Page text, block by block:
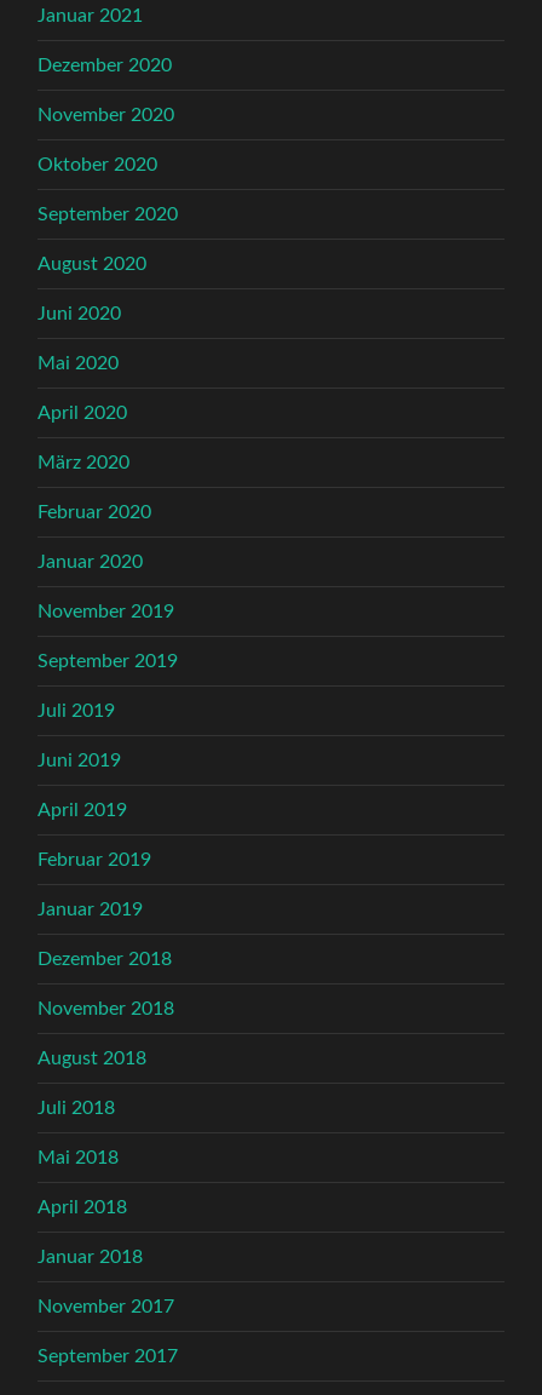
Januar 2021
Dezember 2020
November 2020
Oktober 2020
September 2020
August 2020
Juni 2020
Mai 2020
April 2020
März 2020
Februar 2020
Januar 2020
November 2019
September 2019
Juli 2019
Juni 2019
April 2019
Februar 2019
Januar 2019
Dezember 2018
November 2018
August 2018
Juli 2018
Mai 2018
April 2018
Januar 2018
November 2017
September 2017